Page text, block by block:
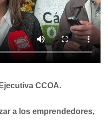
CCOA.
a los emprendedores,